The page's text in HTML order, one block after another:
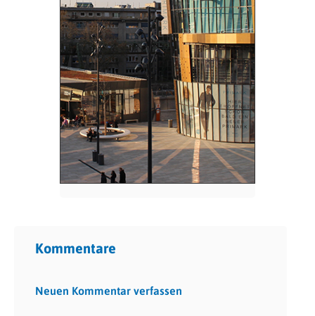
Kommentare
Neuen Kommentar verfassen